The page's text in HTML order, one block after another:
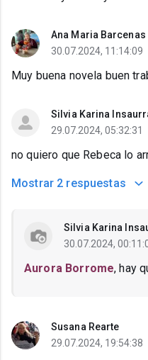
Ana Maria
30.07.2024, 11:14:09
Muy buena novela buen
Silvia Karina
29.07.2024, 05:32:31
no quiero que Rebeca lo
Mostrar 2 respuestas
Silvia Karina
30.07.2024,
Aurora Borrome, hay
Susana Rearte
29.07.2024, 19:54:38